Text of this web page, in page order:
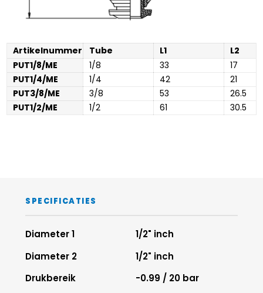
Artikelnummer Tube L1
L2
PUT1/8/ME
1/8 33
17
PUT1/4/ME
1/4 42
21
PUT3/8/ME
3/8 53
26.5
PUT1/2/ME
1/2 61 30.5
SPECIFICATIES
Diameter 1
1/2" inch
Diameter 2
1/2" inch
Drukbereik
-0.99 / 20 bar